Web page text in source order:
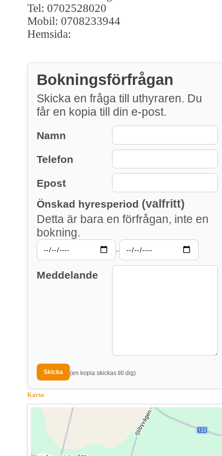
Tel: 0702528020
Mobil: 0708233944
Hemsida:
Bokningsförfrågan
Skicka en fråga till uthyraren. Du
får en kopia till din e-post.
Namn
Telefon
Epost
Önskad hyresperiod (valfritt)
Detta är bara en förfrågan, inte en
bokning.
–
Meddelande
(en kopia skickas till dig)
Karta